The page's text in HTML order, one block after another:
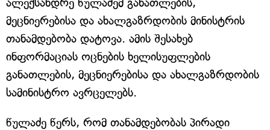
მეცნიერებისა და ახალგაზრდობის მინისტრის
თანამდებობა დატოვა. ამის შესახებ
ინფორმაციას ოცნების ხელისუფლების
განათლების, მეცნიერებისა და ახალგაზრდობის
სამინისტრო ავრცელებს.
წულაძე წერს, რომ თანამდებობას პირადი